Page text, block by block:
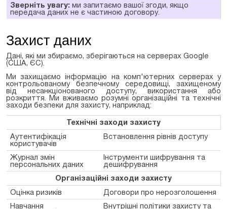
Зверніть увагу: ми запитаємо вашої згоди, якщо
передача даних не є частиною договору.
Захист даних
Дані, які ми збираємо, зберігаються на серверах Google
(США, ЄС).
Ми захищаємо інформацію на комп'ютерних серверах у
контрольованому безпечному середовищі, захищеному
від несанкціонованого доступу, використання або
розкриття. Ми вживаємо розумні організаційні та технічні
заходи безпеки для захисту, наприклад:
Технічні заходи захисту
Аутентифікація
користувачів
Встановлення рівнів доступу
Журнал змін
персональних даних
Інструменти шифрування та
дешифрування
Організаційні заходи захисту
Оцінка ризиків
Договори про нерозголошення
Навчання
Внутрішні політики захисту та